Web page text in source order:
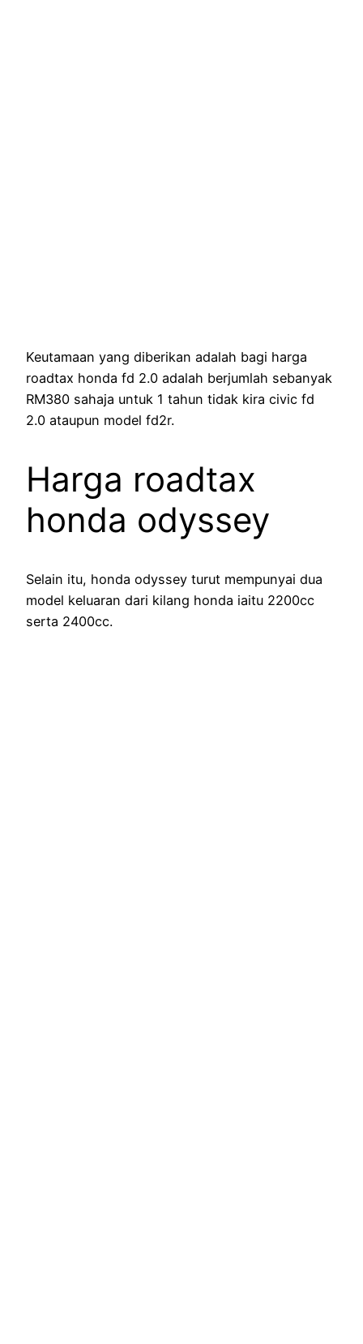
Keutamaan yang diberikan adalah bagi harga
roadtax honda fd 2.0 adalah berjumlah sebanyak
RM380 sahaja untuk 1 tahun tidak kira civic fd
2.0 ataupun model fd2r.
Harga roadtax
honda odyssey
Selain itu, honda odyssey turut mempunyai dua
model keluaran dari kilang honda iaitu 2200cc
serta 2400cc.